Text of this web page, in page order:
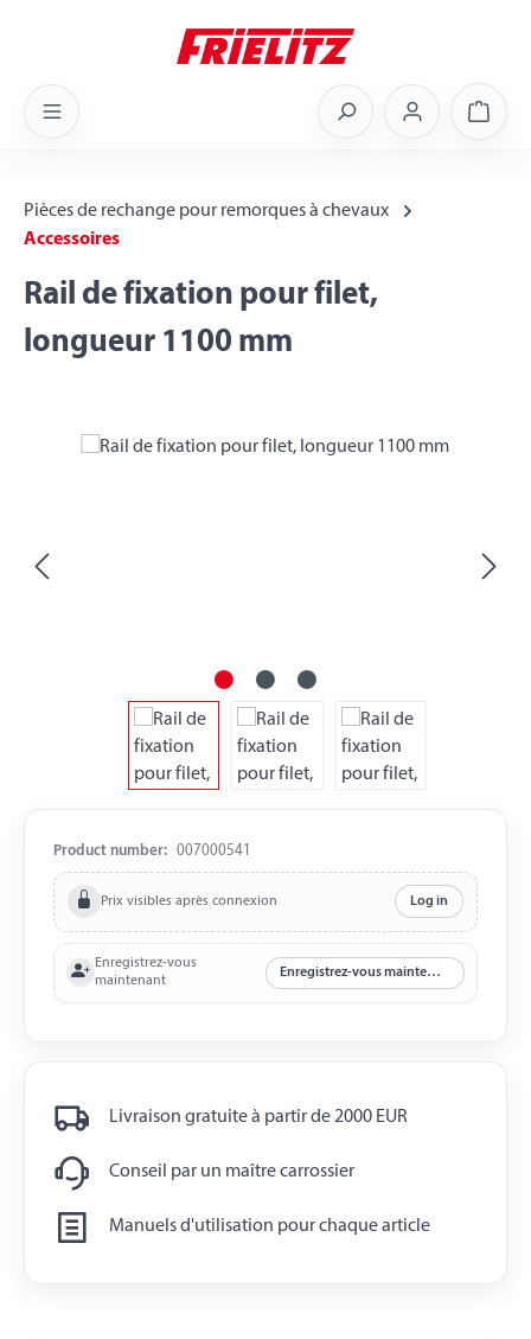
Pièces de rechange pour remorques à chevaux
Accessoires
Rail de fixation pour filet,
longueur 1100 mm
Skip image gallery
Product number: 007000541
Prix visibles après connexion Log in
Enregistrez-vous
maintenant
Enregistrez-vous maintenant
Livraison gratuite à partir de 2000 EUR
Conseil par un maître carrossier
Manuels d'utilisation pour chaque article